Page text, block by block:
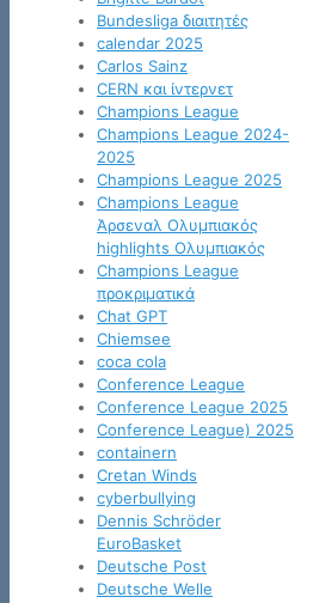
Bundesliga διαιτητές
calendar 2025
Carlos Sainz
CERN και ίντερνετ
Champions League
Champions League 2024-
2025
Champions League 2025
Champions League
Άρσεναλ Ολυμπιακός
highlights Ολυμπιακός
Champions League
προκριματικά
Chat GPT
Chiemsee
coca cola
Conference League
Conference League 2025
Conference League) 2025
containern
Cretan Winds
cyberbullying
Dennis Schröder
EuroBasket
Deutsche Post
Deutsche Welle